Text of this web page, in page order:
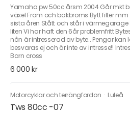
Yamaha pw 50cc årsm 2004 Går mkt
växel Fram och bakbroms Bytt filter mm
sista åren Stått och står i
liten Vi har haft den 6år problemfritt
nån är intresserad av byte.. Pengar
besvaras ej och är inte av intresse!!
Barn cross
6 000 kr
Motorcyklar och terrängfordon · Luleå
Tws 80cc -07